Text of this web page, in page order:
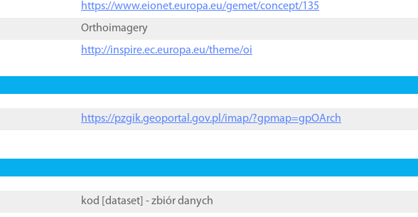
https://www.eionet.europa.eu/gemet/concept/135
Orthoimagery
http://inspire.ec.europa.eu/theme/oi
https://pzgik.geoportal.gov.pl/imap/?gpmap=gpOArch
kod [ dataset ] - zbiór danych